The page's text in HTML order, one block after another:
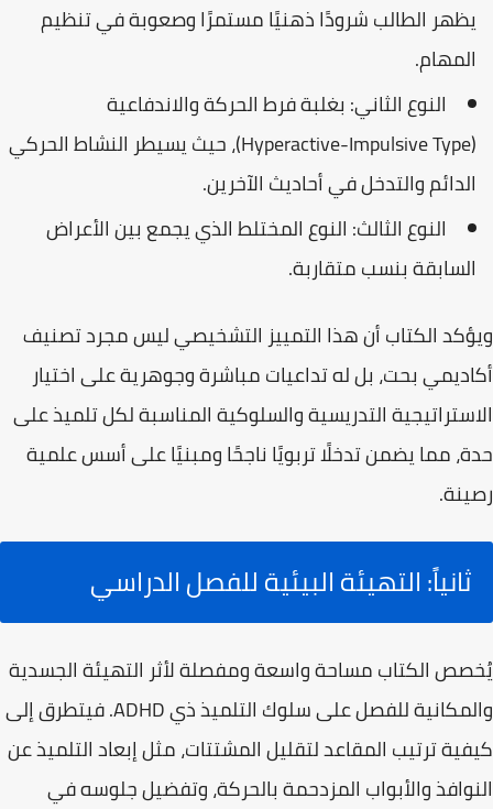
يظهر الطالب شرودًا ذهنيًا مستمرًا وصعوبة في تنظيم
المهام.
النوع الثاني: بغلبة فرط الحركة والاندفاعية
(Hyperactive-Impulsive Type)، حيث يسيطر النشاط الحركي
الدائم والتدخل في أحاديث الآخرين.
النوع الثالث: النوع المختلط الذي يجمع بين الأعراض
السابقة بنسب متقاربة.
ويؤكد الكتاب أن هذا التمييز التشخيصي ليس مجرد تصنيف
أكاديمي بحت، بل له تداعيات مباشرة وجوهرية على اختيار
الاستراتيجية التدريسية والسلوكية المناسبة لكل تلميذ على
حدة، مما يضمن تدخلًا تربويًا ناجحًا ومبنيًا على أسس علمية
رصينة.
ثانياً: التهيئة البيئية للفصل الدراسي
يُخصص الكتاب مساحة واسعة ومفصلة لأثر التهيئة الجسدية
والمكانية للفصل
على سلوك التلميذ ذي ADHD. فيتطرق إلى
كيفية ترتيب المقاعد لتقليل المشتتات، مثل إبعاد التلميذ عن
النوافذ والأبواب المزدحمة بالحركة، وتفضيل جلوسه في